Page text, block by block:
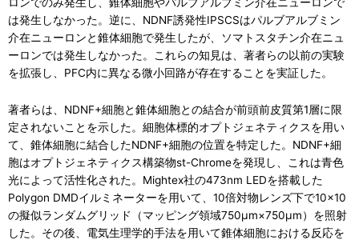
は発生しなかった。逆に、NDNF誘発性IPSCSはパルブアルブミン
介在ニューロンと錐体細胞で発生したが、ソマトスタチン介在ニュ
ーロンでは発生しなかった。これらの知見は、著者らの以前の実験
を拡張し、PFC内に異なる微小回路が存在することを実証した。
著者らは、NDNF+細胞と錐体細胞との結合が前頭前皮質第1層に限
定されないことを示した。細胞体標的オプトジェネティクスを用い
て、錐体細胞に結合したNDNF+細胞の位置を特定した。NDNF+細
胞はオプトジェネティクス構築物st-Chromeを発現し、これは青色
光によって活性化された。Mightex社の473nm LEDを搭載した
Polygon DMDイルミネーターを用いて、10倍対物レンズ下で10×10
の擬似ランダムグリッド（マッピング領域750μm×750μm）を照射
した。その後、電気生理学的手法を用いて錐体細胞における反応を